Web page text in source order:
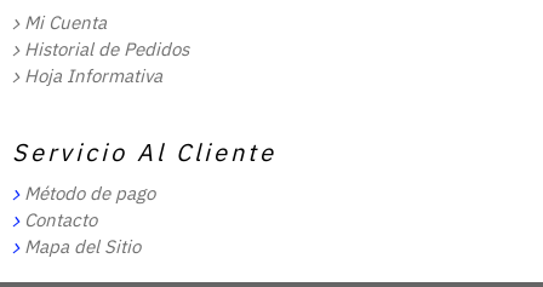
Mi Cuenta
Historial de Pedidos
Hoja Informativa
Servicio Al Cliente
Método de pago
Contacto
Mapa del Sitio